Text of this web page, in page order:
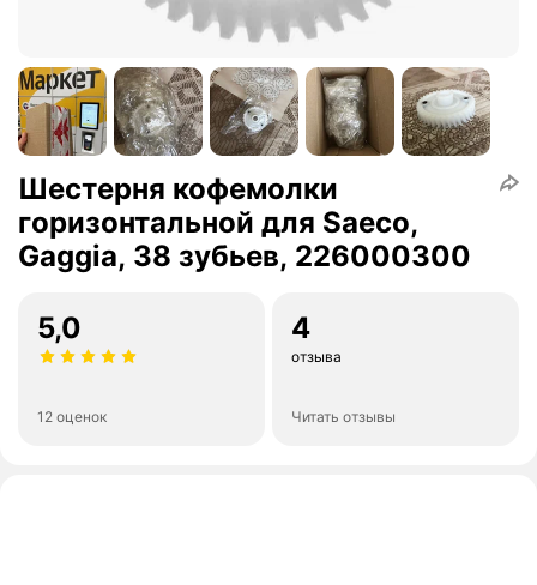
Шестерня кофемолки
горизонтальной для Saeco,
Gaggia, 38 зубьев, 226000300
5,0
12 оценок
4
отзыва
Читать отзывы